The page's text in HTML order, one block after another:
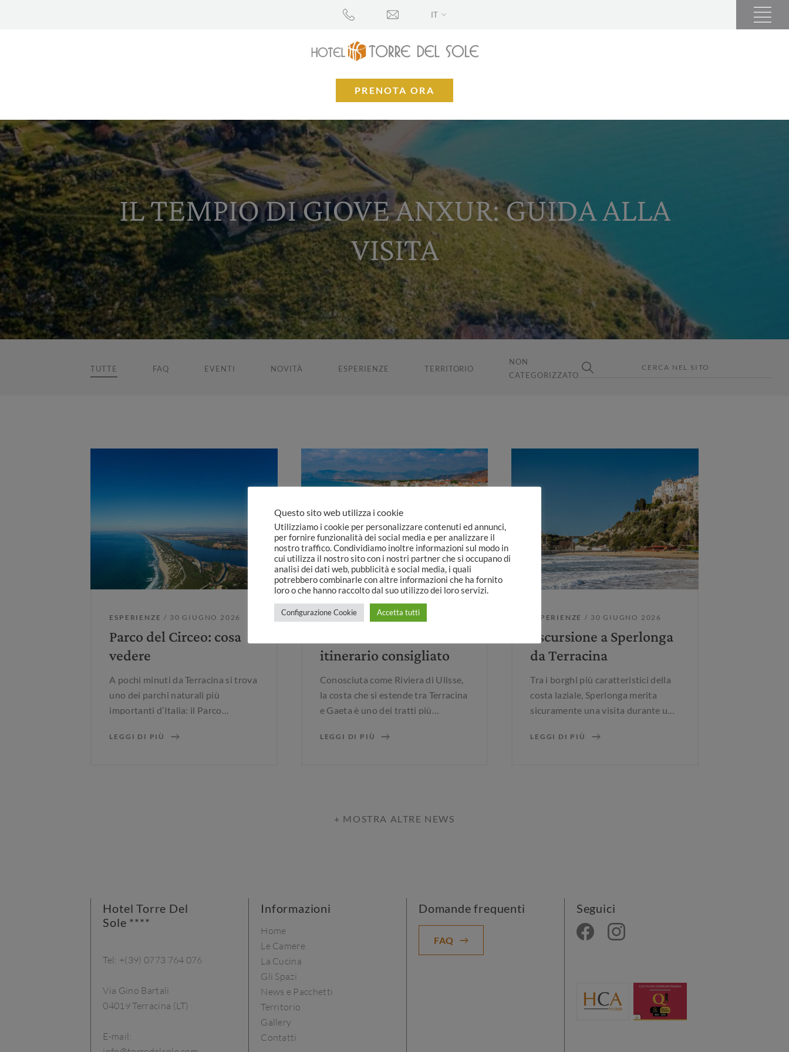
IT
PRENOTA ORA
IL TEMPIO DI GIOVE ANXUR: GUIDA ALLA
VISITA
TUTTE FAQ EVENTI NOVITÀ ESPERIENZE TERRITORIO
NON
CATEGORIZZATO
ESPERIENZE / 30 GIUGNO 2026
Parco del Circeo: cosa
vedere
A pochi minuti da Terracina si trova
uno dei parchi naturali più
importanti d’Italia: il Parco
natura incontaminata che alterna
LEGGI DI PIÙ
ESPERIENZE / 30 GIUGNO 2026
itinerario consigliato
Conosciuta come Riviera di Ulisse,
la costa che si estende tra Terracina
e Gaeta è uno dei tratti più
mito, storia e paesaggi
Ulisse Il nome richiama le leggende
LEGGI DI PIÙ
ESPERIENZE / 30 GIUGNO 2026
Escursione a Sperlonga
da Terracina
Tra i borghi più caratteristici della
costa laziale, Sperlonga merita
sicuramente una visita durante un
circa 20 minuti d’auto, è una delle
LEGGI DI PIÙ
+ MOSTRA ALTRE NEWS
Hotel Torre Del
Sole ****
Tel: +(39) 0773 764 076
Via Gino Bartali
04019 Terracina (LT)
E-mail:
Informazioni
Home
Le Camere
La Cucina
Gli Spazi
News e Pacchetti
Territorio
Gallery
Contatti
Domande frequenti
FAQ
Seguici
Questo sito web utilizza i cookie
Utilizziamo i cookie per personalizzare contenuti ed annunci,
per fornire funzionalità dei social media e per analizzare il
nostro traffico. Condividiamo inoltre informazioni sul modo in
cui utilizza il nostro sito con i nostri partner che si occupano di
analisi dei dati web, pubblicità e social media, i quali
potrebbero combinarle con altre informazioni che ha fornito
loro o che hanno raccolto dal suo utilizzo dei loro servizi.
Configurazione Cookie Accetta tutti